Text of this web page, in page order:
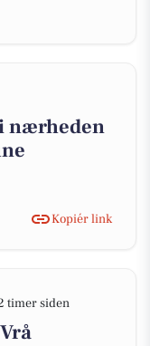
nærheden
Kopiér link
timer siden